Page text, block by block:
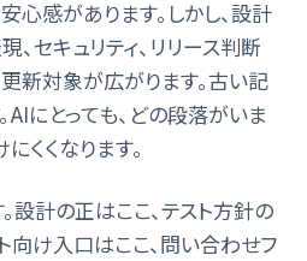
感があります。しかし、設計
、セキュリティ、リリース判断
新対象が広がります。古い記
AIにとっても、どの段落がいま
くくなります。
設計の正はここ、テスト方針の
向け入口はここ、問い合わせフ